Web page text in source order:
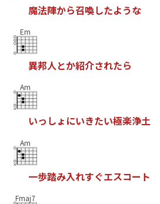
魔法陣から召喚したような
Em
異邦人とか紹介されたら
Am
いっ しょ にいきたい極楽浄土
Am
一歩踏み入れすぐエスコー ト
Fmaj7